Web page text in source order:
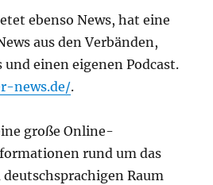
ebenso News, hat eine
aus den Verbänden,
und einen eigenen Podcast.
news.de/.
große Online-
rund um das
Raum